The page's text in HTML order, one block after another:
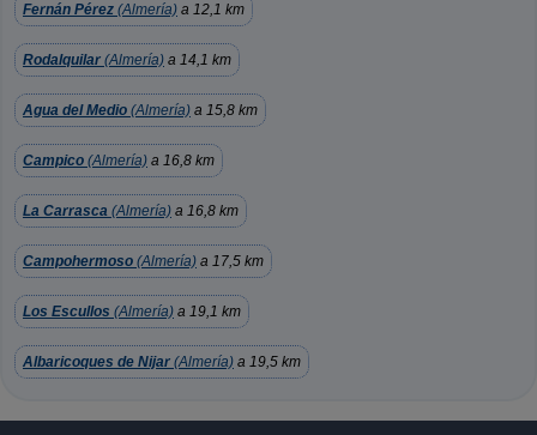
Fernán Pérez (Almería) a 12,1 km
Rodalquilar (Almería) a 14,1 km
Agua del Medio (Almería) a 15,8 km
Campico (Almería) a 16,8 km
La Carrasca (Almería) a 16,8 km
Campohermoso (Almería) a 17,5 km
Los Escullos (Almería) a 19,1 km
Albaricoques de Nijar (Almería) a 19,5 km